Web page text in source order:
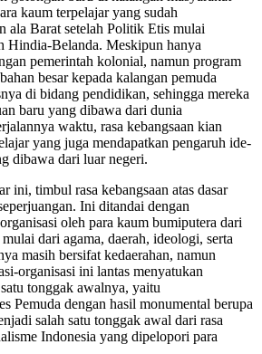
kaum terpelajar yang sudah
ala Barat setelah Politik Etis mulai
Hindia-Belanda. Meskipun hanya
pemerintah kolonial, namun program
besar kepada kalangan pemuda
di bidang pendidikan, sehingga mereka
baru yang dibawa dari dunia
waktu, rasa kebangsaan kian
yang juga mendapatkan pengaruh ide-
dibawa dari luar negeri.
ini, timbul rasa kebangsaan atas dasar
Ini ditandai dengan
oleh para kaum bumiputera dari
dari agama, daerah, ideologi, serta
masih bersifat kedaerahan, namun
organisasi ini lantas menyatukan
tonggak awalnya, yaitu
Pemuda dengan hasil monumental berupa
salah satu tonggak awal dari rasa
Indonesia yang dipelopori para